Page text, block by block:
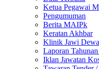
Ketua Pegawai
Pengumuman
Berita MAIPk
Keratan Akhbar
Klinik Jawi
Laporan
Iklan Jawatan